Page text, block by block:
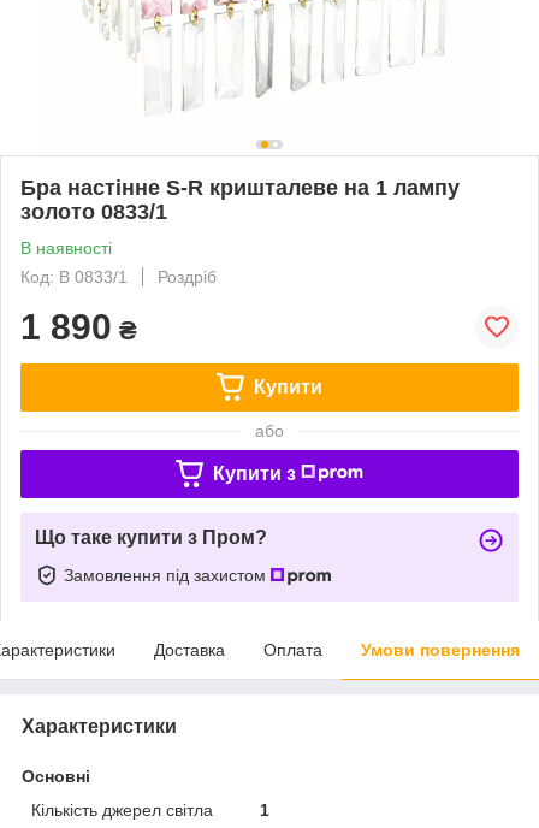
Бра настінне S-R кришталеве на 1 лампу
золото 0833/1
В наявності
Код: В 0833/1
Роздріб
1 890 ₴
Купити
або
Купити з
Що таке купити з Пром?
Замовлення під захистом
Доставка Оплата Умови повернення
Характеристики
Основні
Кількість джерел світла
1